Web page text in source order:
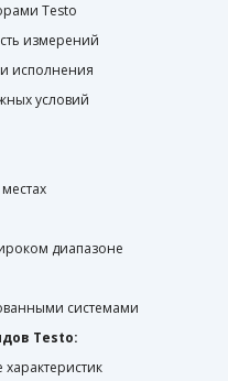
Testo
измерений
исполнения
условий
диапазоне
системами
Testo:
характеристик